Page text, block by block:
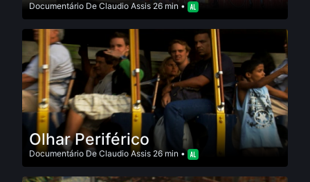
Documentário De Claudio Assis 26 min •
Olhar Periférico
Documentário De Claudio Assis 26 min •